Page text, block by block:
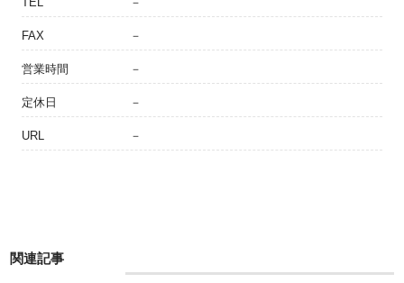
FAX －
営業時間 －
定休日 －
URL －
関連記事